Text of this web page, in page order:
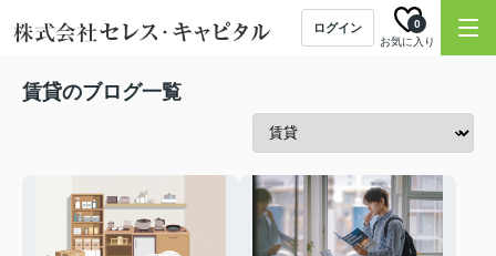
ログイン
お気に入り
0
賃貸のブログ一覧